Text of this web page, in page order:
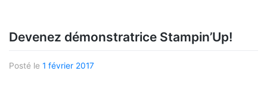
Devenez démonstratrice Stampin’Up!
Posté le 1 février 2017